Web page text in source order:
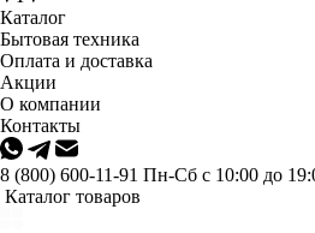
Каталог
Бытовая техника
Оплата и доставка
Акции
О компании
Контакты
8 (800) 600-11-91 Пн-Сб с 10:00 до
Каталог товаров